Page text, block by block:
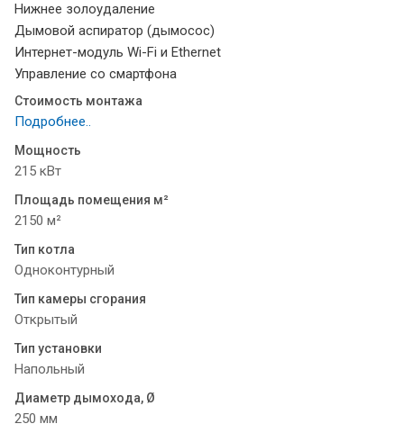
Нижнее золоудаление
Дымовой аспиратор (дымосос)
Интернет-модуль Wi-Fi и Ethernet
Управление со смартфона
Стоимость монтажа
Подробнее..
Мощность
215 кВт
Площадь помещения м²
2150 м²
Тип котла
Одноконтурный
Тип камеры сгорания
Открытый
Тип установки
Напольный
Диаметр дымохода, Ø
250 мм